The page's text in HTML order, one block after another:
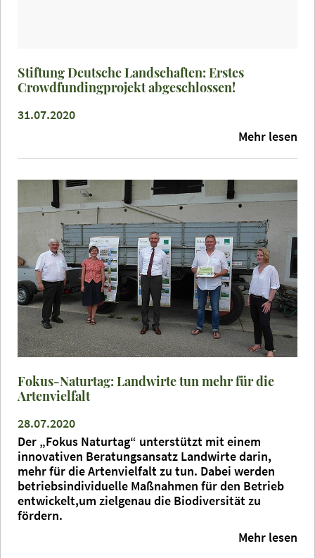
Stiftung Deutsche Landschaften: Erstes
Crowdfundingprojekt abgeschlossen!
31.07.2020
Mehr lesen
Fokus-Naturtag: Landwirte tun mehr für die
Artenvielfalt
28.07.2020
Der „Fokus Naturtag“ unterstützt mit einem
innovativen Beratungsansatz Landwirte darin,
mehr für die Artenvielfalt zu tun. Dabei werden
betriebsindividuelle Maßnahmen für den Betrieb
entwickelt,um zielgenau die Biodiversität zu
fördern.
Mehr lesen